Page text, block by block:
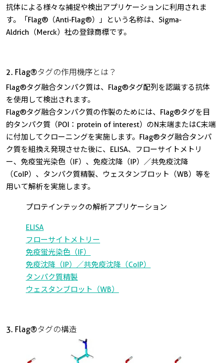
抗体による様々な捕捉や検出アプリケーションに利用されま
す。「Flag®（Anti-Flag®）」という名称は、Sigma-
Aldrich（Merck）社の登録商標です。
2. Flag®タグの作用機序とは？
Flag®タグ融合タンパク質は、Flag®タグ配列を認識する抗体
を使用して検出されます。
Flag®タグ融合タンパク質の作製のためには、Flag®タグを目
的タンパク質（POI：protein of interest）のN末端またはC末端
に付加してクローニングを実施します。Flag®タグ融合タンパ
ク質を組換え発現させた後に、ELISA、フローサイトメトリ
ー、免疫蛍光染色（IF）、免疫沈降（IP）／共免疫沈降
（CoIP）、タンパク質精製、ウェスタンブロット（WB）等を
用いて解析を実施します。
プロテインテックの解析アプリケーション
ELISA
フローサイトメトリー
免疫蛍光染色（IF）
免疫沈降（IP）／共免疫沈降（CoIP）
タンパク質精製
ウェスタンブロット（WB）
3. Flag®タグの構造